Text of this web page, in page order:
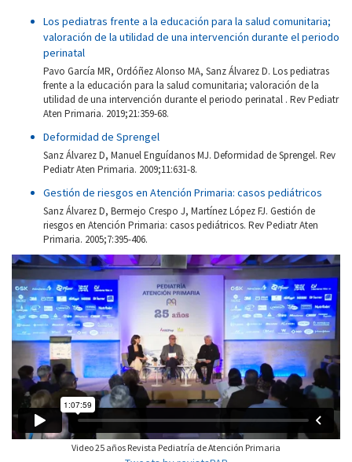
Los pediatras frente a la educación para la salud comunitaria;
valoración de la utilidad de una intervención durante el periodo
perinatal
Pavo García MR, Ordóñez Alonso MA, Sanz Álvarez D. Los pediatras
frente a la educación para la salud comunitaria; valoración de la
utilidad de una intervención durante el periodo perinatal . Rev Pediatr
Aten Primaria. 2019;21:359-68.
Deformidad de Sprengel
Sanz Álvarez D, Manuel Enguídanos MJ. Deformidad de Sprengel. Rev
Pediatr Aten Primaria. 2009;11:631-8.
Gestión de riesgos en Atención Primaria: casos pediátricos
Sanz Álvarez D, Bermejo Crespo J, Martínez López FJ. Gestión de
riesgos en Atención Primaria: casos pediátricos. Rev Pediatr Aten
Primaria. 2005;7:395-406.
Video 25 años Revista Pediatría de Atención Primaria